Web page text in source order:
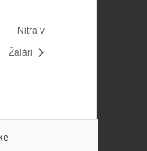
Nitra v
Žalári